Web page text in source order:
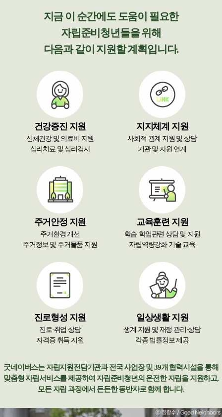
지금 이 순간에도 도움이 필요한
자립준비청년들을 위해
다음과 같이 지원할 계획입니다.
건강증진 지원
신체건강 및 의료비 지원​
심리치료 및 심리검사
지지체계 지원
사회적 관계 지원 및 상담​
기관 및 자원 연계​
주거안정 지원​
주거환경 개선​
주거정보 및 주거물품 지원​
교육훈련 지원
학습·학업관련 상담 및 지원​
자립역량강화 기술 교육
진로형성 지원​
진로·취업 상담​
자격증 취득 지원
일상생활 지원​​
생계 지원 및 재정 관리·상담​
각종 법률정보 제공​
굿네이버스는 자립지원전담기관과 전국 사업장 및 39개 협력시설을 통해​
맞춤형 자립서비스를 제공하여 자립준비청년의 온전한 자립을 지원하고,
모든 자립 과정에서 든든한 동반자로 함께 합니다.